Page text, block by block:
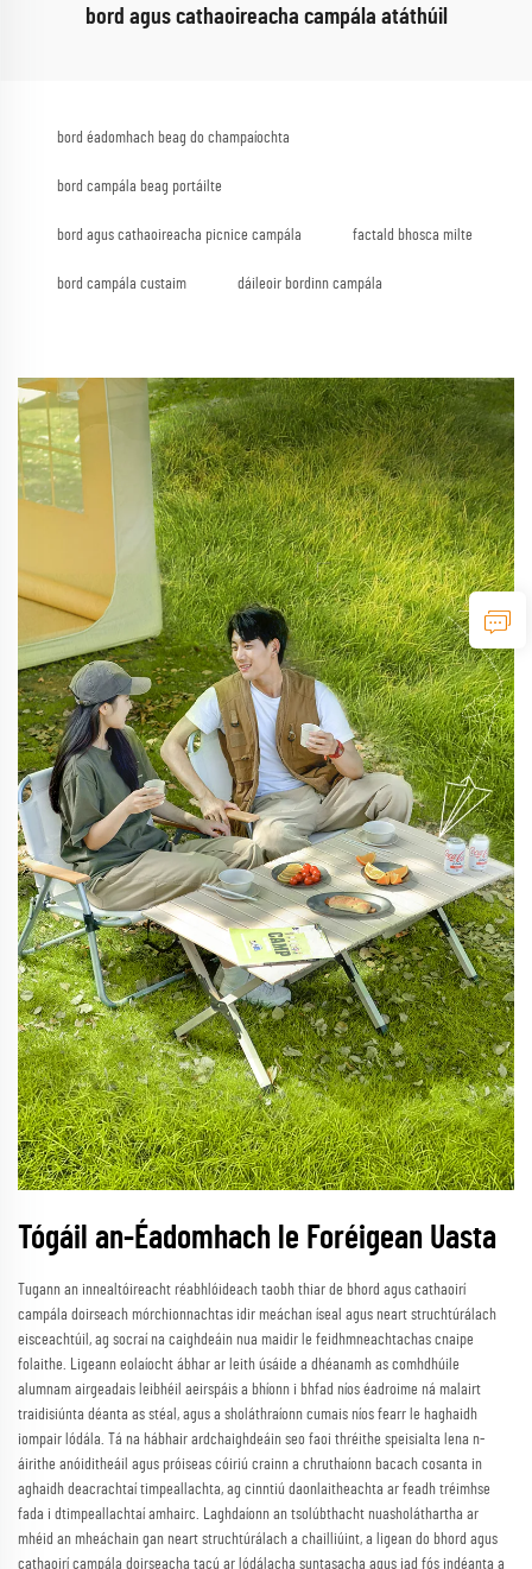
bord agus cathaoireacha campála atáthúil
bord éadomhach beag do champaíochta
bord campála beag portáilte
bord agus cathaoireacha picnice campála factald bhosca milte
bord campála custaim dáileoir bordinn campála
Tógáil an-Éadomhach le Foréigean Uasta
Tugann an innealtóireacht réabhlóideach taobh thiar de bhord agus cathaoirí
campála doirseach mórchionnachtas idir meáchan íseal agus neart struchtúrálach
eisceachtúil, ag socraí na caighdeáin nua maidir le feidhmneachtachas cnaipe
folaithe. Ligeann eolaíocht ábhar ar leith úsáide a dhéanamh as comhdhúile
alumnam airgeadais leibhéil aeirspáis a bhíonn i bhfad níos éadroime ná malairt
traidisiúnta déanta as stéal, agus a sholáthraíonn cumais níos fearr le haghaidh
iompair lódála. Tá na hábhair ardchaighdeáin seo faoi thréithe speisialta lena n-
áirithe anóiditheáil agus próiseas cóiriú crainn a chruthaíonn bacach cosanta in
aghaidh deacrachtaí timpeallachta, ag cinntiú daonlaitheachta ar feadh tréimhse
fada i dtimpeallachtaí amhairc. Laghdaíonn an tsolúbthacht nuasholáthartha ar
mhéid an mheáchain gan neart struchtúrálach a chailliúint, a ligean do bhord agus
cathaoirí campála doirseacha tacú ar lódálacha suntasacha agus iad fós indéanta a